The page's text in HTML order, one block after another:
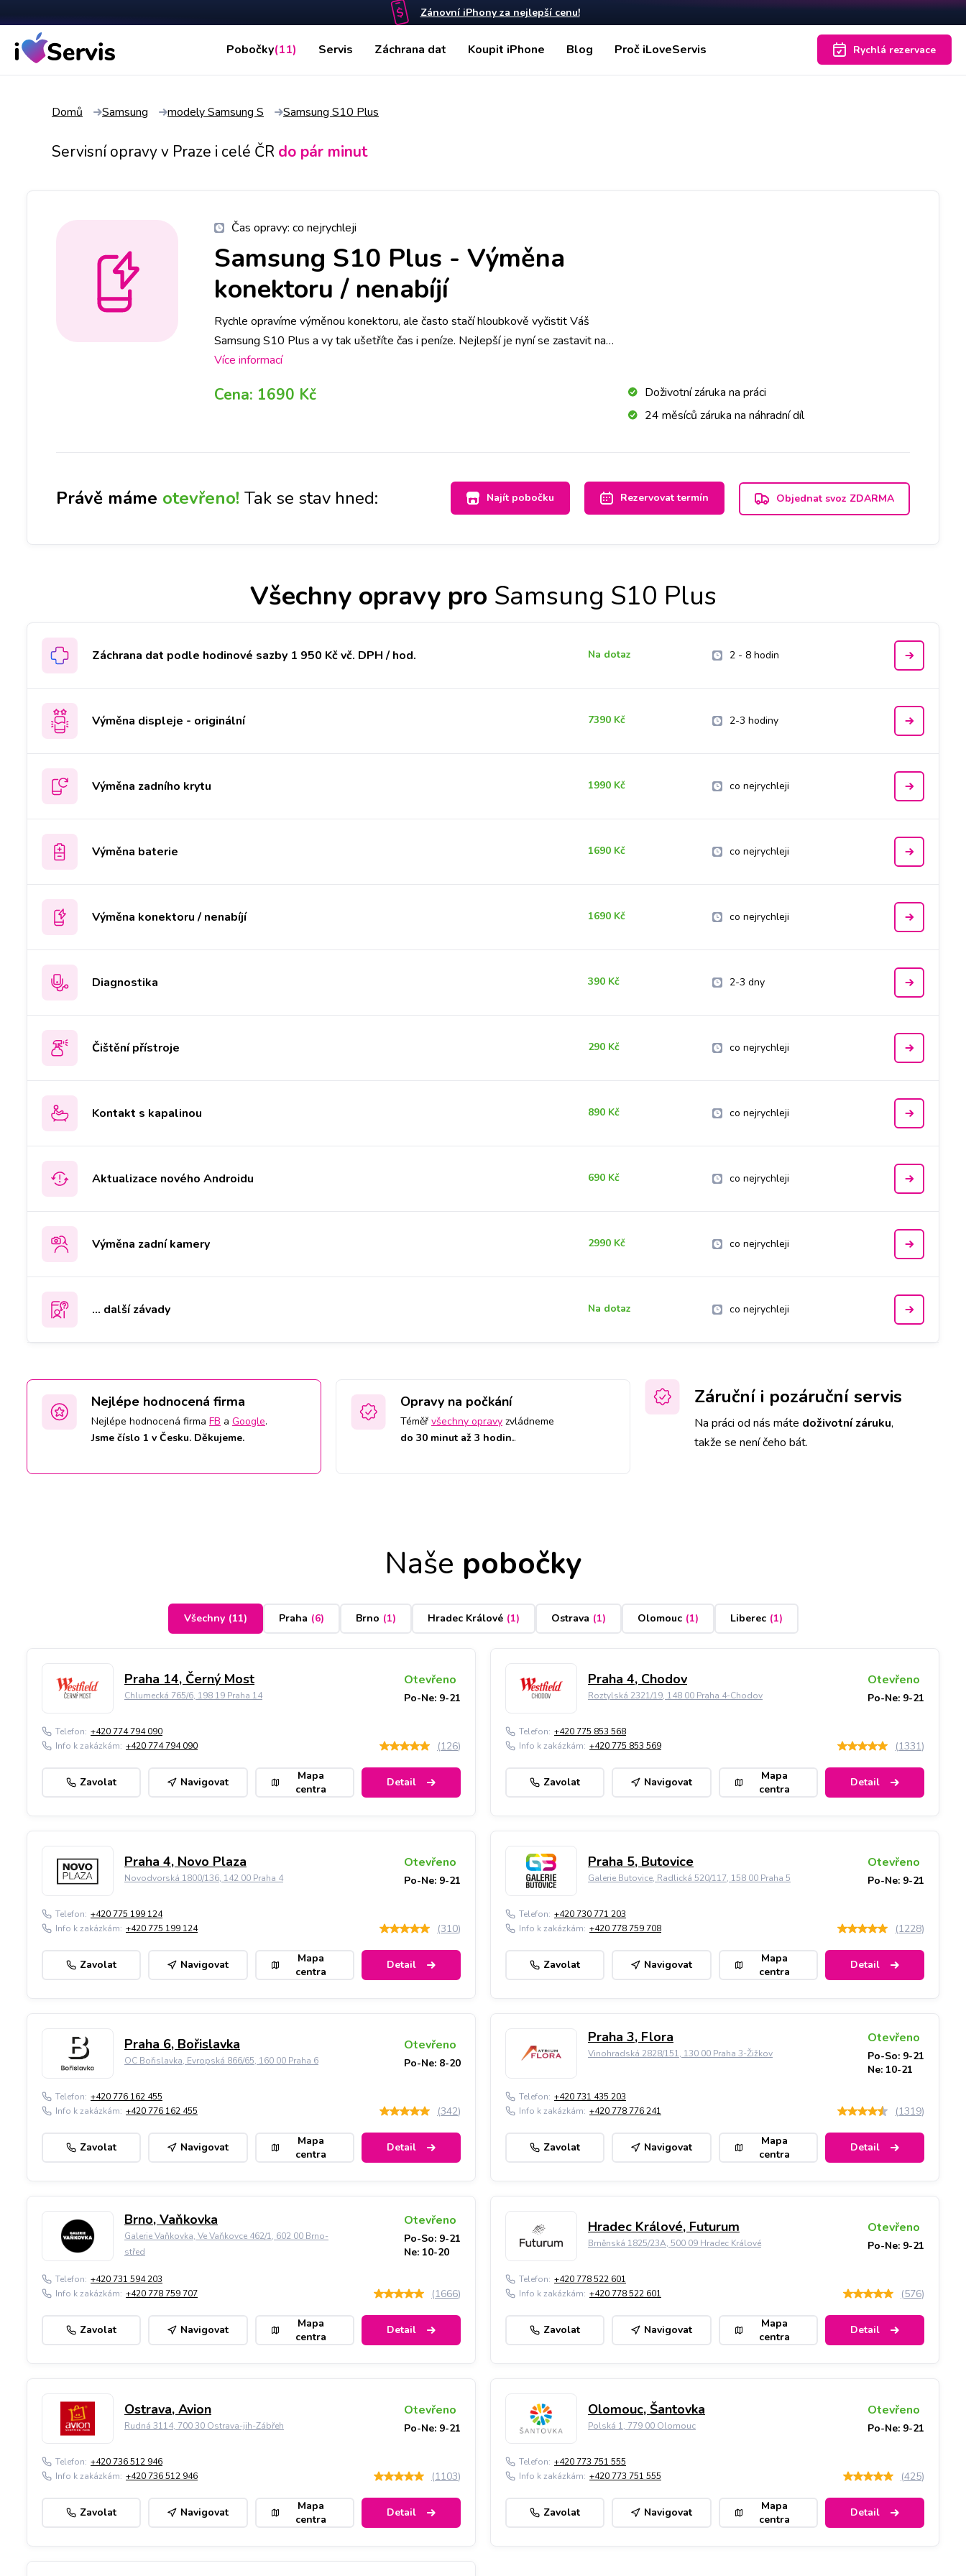
Zánovní iPhony za nejlepší cenu!
Pobočky(11) Servis Záchrana dat Koupit iPhone Blog Proč iLoveServis Rychlá rezervace
Domů Samsung modely Samsung S Samsung S10 Plus
Servisní opravy v Praze i celé ČR do pár minut
Čas opravy: co nejrychleji
Samsung S10 Plus - Výměna
konektoru / nenabíjí
Rychle opravíme výměnou konektoru, ale často stačí hloubkově vyčistit Váš
Samsung S10 Plus a vy tak ušetříte čas i peníze. Nejlepší je nyní se zastavit na
jakékoliv pobočce a hned se na to mrkneme.
Více informací
Cena: 1690 Kč
Doživotní záruka na práci
24 měsíců záruka na náhradní díl
Právě máme otevřeno! Tak se stav hned: Najít pobočku Rezervovat termín Objednat svoz ZDARMA
Všechny opravy pro Samsung S10 Plus
Záchrana dat podle hodinové sazby 1 950 Kč vč. DPH / hod. Na dotaz 2 - 8 hodin
Výměna displeje - originální 7390 Kč 2-3 hodiny
Výměna zadního krytu 1990 Kč co nejrychleji
Výměna baterie 1690 Kč co nejrychleji
Výměna konektoru / nenabíjí 1690 Kč co nejrychleji
Diagnostika 390 Kč 2-3 dny
Čištění přístroje 290 Kč co nejrychleji
Kontakt s kapalinou 890 Kč co nejrychleji
Aktualizace nového Androidu 690 Kč co nejrychleji
Výměna zadní kamery 2990 Kč co nejrychleji
... další závady Na dotaz co nejrychleji
Nejlépe hodnocená firma
Nejlépe hodnocená firma FB a Google.
Jsme číslo 1 v Česku. Děkujeme.
Opravy na počkání
Téměř všechny opravy zvládneme
do 30 minut až 3 hodin..
Záruční i pozáruční servis
Na práci od nás máte doživotní záruku,
takže se není čeho bát.
Naše pobočky
Všechny (11) Praha (6) Brno (1) Hradec Králové (1) Ostrava (1) Olomouc (1) Liberec (1)
Praha 14, Černý Most
Chlumecká 765/6, 198 19 Praha 14
Otevřeno
Po-Ne: 9-21
Telefon: +420 774 794 090
Info k zakázkám: +420 774 794 090 (126)
Zavolat Navigovat
Mapa
centra
Detail
Praha 4, Chodov
Roztylská 2321/19, 148 00 Praha 4-Chodov
Otevřeno
Po-Ne: 9-21
Telefon: +420 775 853 568
Info k zakázkám: +420 775 853 569 (1331)
Zavolat Navigovat
Mapa
centra
Detail
Praha 4, Novo Plaza
Novodvorská 1800/136, 142 00 Praha 4
Otevřeno
Po-Ne: 9-21
Telefon: +420 775 199 124
Info k zakázkám: +420 775 199 124 (310)
Zavolat Navigovat
Mapa
centra
Detail
Praha 5, Butovice
Galerie Butovice, Radlická 520/117, 158 00 Praha 5
Otevřeno
Po-Ne: 9-21
Telefon: +420 730 771 203
Info k zakázkám: +420 778 759 708 (1228)
Zavolat Navigovat
Mapa
centra
Detail
Praha 6, Bořislavka
OC Bořislavka, Evropská 866/65, 160 00 Praha 6
Otevřeno
Po-Ne: 8-20
Telefon: +420 776 162 455
Info k zakázkám: +420 776 162 455 (342)
Zavolat Navigovat
Mapa
centra
Detail
Praha 3, Flora
Vinohradská 2828/151, 130 00 Praha 3-Žižkov
Otevřeno
Po-So: 9-21
Ne: 10-21
Telefon: +420 731 435 203
Info k zakázkám: +420 778 776 241 (1319)
Zavolat Navigovat
Mapa
centra
Detail
Brno, Vaňkovka
Galerie Vaňkovka, Ve Vaňkovce 462/1, 602 00 Brno-
střed
Otevřeno
Po-So: 9-21
Ne: 10-20
Telefon: +420 731 594 203
Info k zakázkám: +420 778 759 707 (1666)
Zavolat Navigovat
Mapa
centra
Detail
Hradec Králové, Futurum
Brněnská 1825/23A, 500 09 Hradec Králové
Otevřeno
Po-Ne: 9-21
Telefon: +420 778 522 601
Info k zakázkám: +420 778 522 601 (576)
Zavolat Navigovat
Mapa
centra
Detail
Ostrava, Avion
Rudná 3114, 700 30 Ostrava-jih-Zábřeh
Otevřeno
Po-Ne: 9-21
Telefon: +420 736 512 946
Info k zakázkám: +420 736 512 946 (1103)
Zavolat Navigovat
Mapa
centra
Detail
Olomouc, Šantovka
Polská 1, 779 00 Olomouc
Otevřeno
Po-Ne: 9-21
Telefon: +420 773 751 555
Info k zakázkám: +420 773 751 555 (425)
Zavolat Navigovat
Mapa
centra
Detail